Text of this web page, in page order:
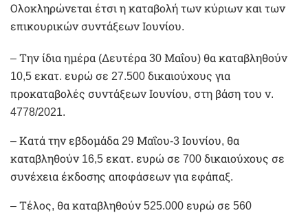
Ολοκληρώνεται έτσι η καταβολή των κύριων και των
επικουρικών συντάξεων Ιουνίου.
– Την ίδια ημέρα (Δευτέρα 30 Μαΐου) θα καταβληθούν
10,5 εκατ. ευρώ σε 27.500 δικαιούχους για
προκαταβολές συντάξεων Ιουνίου, στη βάση του ν.
4778/2021.
– Κατά την εβδομάδα 29 Μαΐου-3 Ιουνίου, θα
καταβληθούν 16,5 εκατ. ευρώ σε 700 δικαιούχους σε
συνέχεια έκδοσης αποφάσεων για εφάπαξ.
– Τέλος, θα καταβληθούν 525.000 ευρώ σε 560